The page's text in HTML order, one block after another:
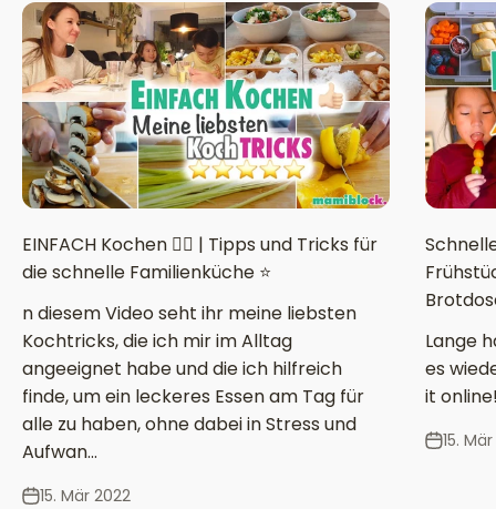
EINFACH Kochen 👌🏻 | Tipps und Tricks für
die schnelle Familienküche ⭐️
n diesem Video seht ihr meine liebsten
Kochtricks, die ich mir im Alltag
angeeignet habe und die ich hilfreich
finde, um ein leckeres Essen am Tag für
alle zu haben, ohne dabei in Stress und
Aufwan...
15. Mär 2022
Lange
es
it
15.